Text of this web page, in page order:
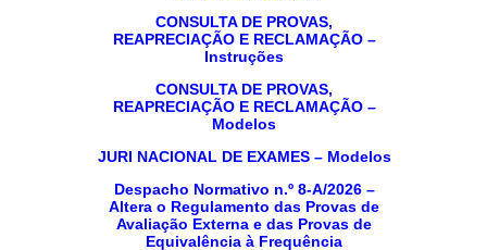
CONSULTA DE PROVAS,
REAPRECIAÇÃO E RECLAMAÇÃO –
Instruções
CONSULTA DE PROVAS,
REAPRECIAÇÃO E RECLAMAÇÃO –
Modelos
JURI NACIONAL DE EXAMES – Modelos
Despacho Normativo n.º 8-A/2026 –
Altera o Regulamento das Provas de
Avaliação Externa e das Provas de
Equivalência à Frequência